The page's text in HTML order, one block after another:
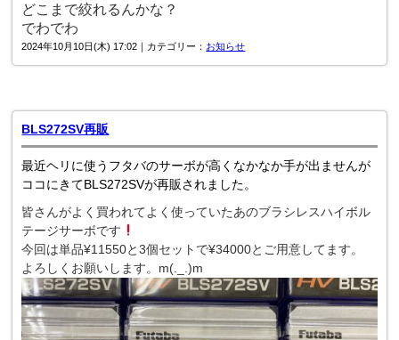
どこまで絞れるんかな？
でわでわ
2024年10月10日(木) 17:02｜カテゴリー： お知らせ
BLS272SV再販
最近ヘリに使うフタバのサーボが高くなかなか手が出ませんが
ココにきてBLS272SVが再販されました。
皆さんがよく買われてよく使っていたあのブラシレスハイボル
テージサーボです
今回は単品¥11550と3個セットで¥34000とご用意してます。
よろしくお願いします。m(._.)m